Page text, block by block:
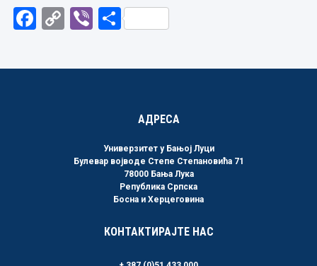
Facebook
CopyViberShare
АДРЕСА
Универзитет у Бањој Луци
Булевар војводе Степе Степановића 71
78000 Бања Лука
Република Српска
Босна и Херцеговина
КОНТАКТИРАЈТЕ НАС